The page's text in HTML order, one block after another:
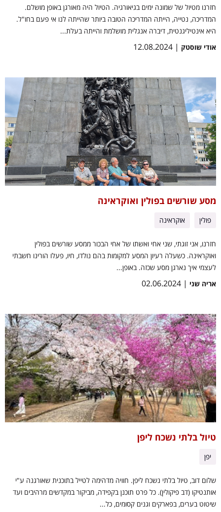
חזרנו מטיול של שמונה ימים בגיאורגיה. הטיול היה מאורגן באופן מושלם.
המדריכה, נטייה, הייתה המדריכה הטובה ביותר שהייתה לנו אי פעם בחו"ל.
היא אינטיליגנטית, דיברה אנגלית מושלמת והייתה בעלת...
אודי שוסטק | 12.08.2024
מסע שורשים בפולין ואוקראינה
פולין אוקראינה
חזרנו, אני זוגתי, שני אחי ואשתו של אחי הבכור ממסע שורשים בפולין
ואוקראינה. כשעלה רעיון המסע למקומות בהם נולדו, חיו, פעלו הורינו חשבתי
לעצמי איך נארגן מסע שכזה. באופן...
אריה שני | 02.06.2024
טיול בלתי נשכח ליפן
יפן
שלום דוב, טיול בלתי נשכח ליפן. חוויה מדהימה לטייל בתוכנית שאורגנה ע"י
אותנטיקו (דב פיקולין). כל פרט תוכנן בקפידה, מביקור במקדשים מרהיבים ועד
שיטוט בערים, בפארקים וגנים קסומים, כל...